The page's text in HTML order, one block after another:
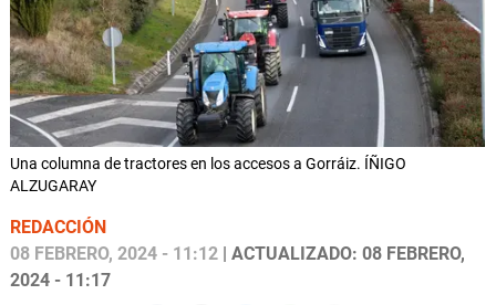
Una columna de tractores en los accesos a Gorráiz. ÍÑIGO
ALZUGARAY
REDACCIÓN
08 FEBRERO, 2024 - 11:12 | ACTUALIZADO: 08 FEBRERO,
2024 - 11:17